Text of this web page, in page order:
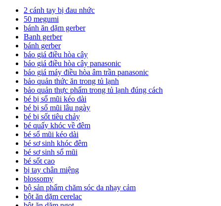
2 cánh tay bị đau nhức
50 megumi
bánh ăn dặm gerber
Banh gerber
bánh gerber
báo giá điều hòa cây
báo giá điều hòa cây panasonic
báo giá máy điều hòa âm trần panasonic
bảo quản thức ăn trong tủ lạnh
bảo quản thực phẩm trong tủ lạnh đúng cách
bé bị sổ mũi kéo dài
bé bị sổ mũi lâu ngày
bé bị sốt tiêu chảy
bé quấy khóc về đêm
bé sổ mũi kéo dài
bé sơ sinh khóc đêm
bé sơ sinh sổ mũi
bé sốt cao
bị tay chân miệng
blossomy
bộ sản phẩm chăm sóc da nhạy cảm
bột ăn dặm cerelac